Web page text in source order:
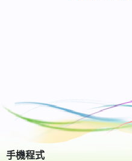
手機程式